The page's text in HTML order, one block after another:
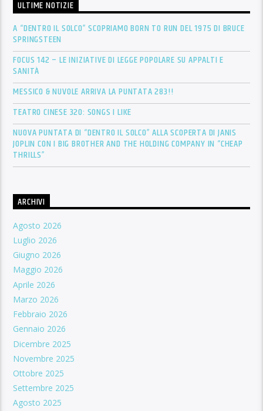
ULTIME NOTIZIE
A “DENTRO IL SOLCO” SCOPRIAMO BORN TO RUN DEL 1975 DI BRUCE
SPRINGSTEEN
FOCUS 142 – LE INIZIATIVE DI LEGGE POPOLARE SU APPALTI E
SANITÀ
MESSICO & NUVOLE ARRIVA LA PUNTATA 283!!
TEATRO CINESE 320: SONGS I LIKE
NUOVA PUNTATA DI “DENTRO IL SOLCO” ALLA SCOPERTA DI JANIS
JOPLIN CON I BIG BROTHER AND THE HOLDING COMPANY IN “CHEAP
THRILLS”
ARCHIVI
Agosto 2026
Luglio 2026
Giugno 2026
Maggio 2026
Aprile 2026
Marzo 2026
Febbraio 2026
Gennaio 2026
Dicembre 2025
Novembre 2025
Ottobre 2025
Settembre 2025
Agosto 2025